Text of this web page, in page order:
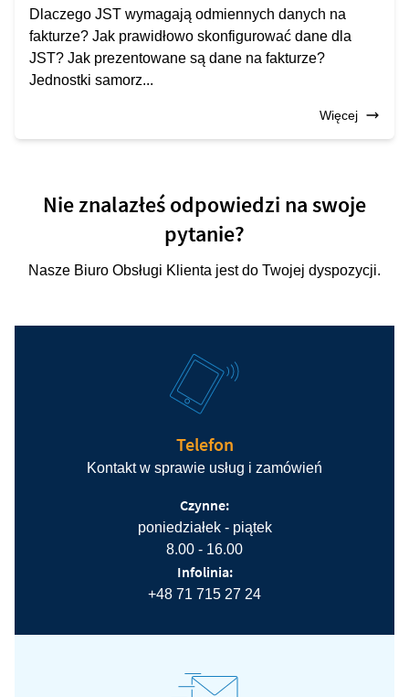
Dlaczego JST wymagają odmiennych danych na
fakturze? Jak prawidłowo skonfigurować dane dla
JST? Jak prezentowane są dane na fakturze?
Jednostki samorz...
Więcej
Nie znalazłeś odpowiedzi na swoje
pytanie?
Nasze Biuro Obsługi Klienta jest do Twojej dyspozycji.
Telefon
Kontakt w sprawie usług i zamówień
Czynne:
poniedziałek - piątek
8.00 - 16.00
Infolinia:
+48 71 715 27 24